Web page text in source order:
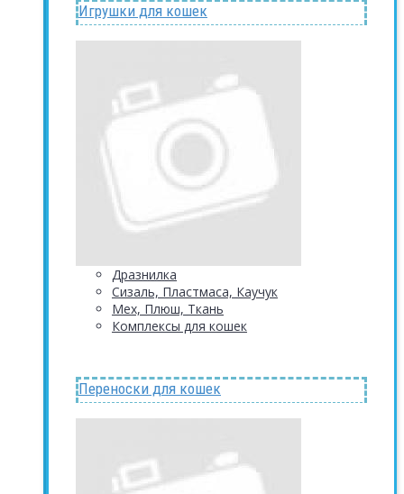
Игрушки для кошек
Дразнилка
Сизаль, Пластмаса, Каучук
Мех, Плюш, Ткань
Комплексы для кошек
Переноски для кошек